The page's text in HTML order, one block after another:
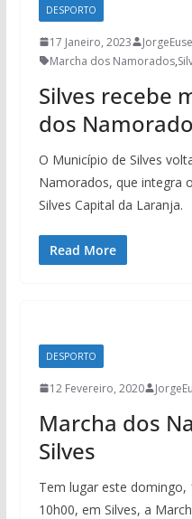
DESPORTO
17 Janeiro, 2023
Marcha dos Namorados,
Silves recebe
dos
O Município de Silves
Namorados, que integra
Silves Capital da Laranja.
Read More
DESPORTO
12 Fevereiro, 2020
Marcha dos
Silves
Tem lugar este domingo,
10h00, em Silves, a